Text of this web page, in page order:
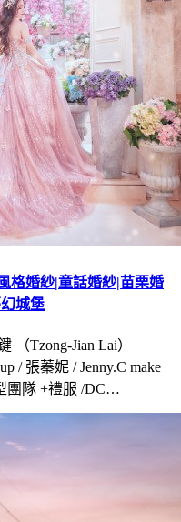
格婚紗|童話婚紗|苗栗婚
城堡
（Tzong-Jian Lai）
/ 張蓁妮 / Jenny.C make
團隊 +禮服 /DC…